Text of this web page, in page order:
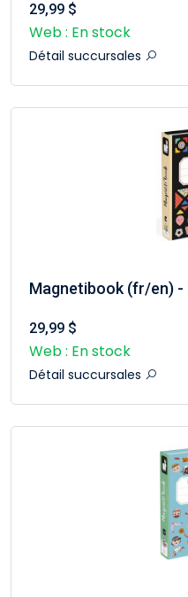
29,99 $
Web : En stock
Détail succursales
Magnetibook (fr/en)
29,99 $
Web : En stock
Détail succursales